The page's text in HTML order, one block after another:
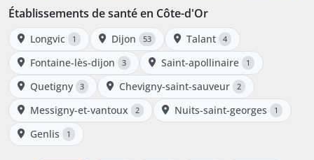
Établissements de santé en Côte-d'Or
Longvic 1 Dijon 53 Talant 4
Fontaine-lès-dijon 3 Saint-apollinaire 1
Quetigny 3 Chevigny-saint-sauveur 2
Messigny-et-vantoux 2 Nuits-saint-georges 1
Genlis 1